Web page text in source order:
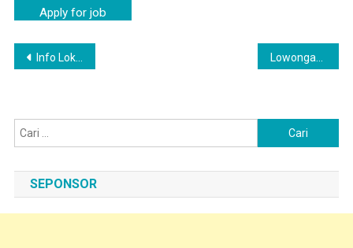
Navigasi
Info Loker SMA SMK PT Mayora Group Binong
untuk:
SEPONSOR